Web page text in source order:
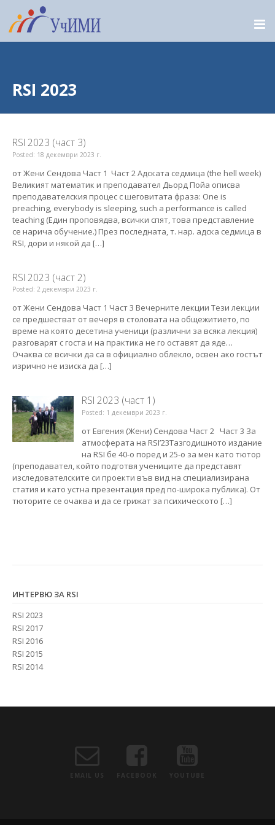
RSI 2023
RSI 2023 (част 3)
Posted: 18 декември 2023 г.
от Жени Сендова Част 1 Част 2 Адската седмица (the hell week)
Великият математик и преподавател Дьорд Пойа описва
преподавателския процес с шеговитата фраза: One is
preaching, everybody is sleeping, such a performance is called
teaching (Един проповядва, всички спят, това представление
се нарича обучение.) През последната, т. нар. адска седмица в
RSI, дори и някой да […]
RSI 2023 (част 2)
Posted: 2 декември 2023 г.
от Жени Сендова Част 1 Част 3 Вечерните лекции Тези лекции
се предшестват от вечеря в столовата на общежитието, по
време на която десетина ученици (различни за всяка лекция)
разговарят с госта и на практика не го оставят да яде…
Очаква се всички да са в официално облекло, освен ако гостът
изрично не изиска да […]
RSI 2023 (част 1)
Posted: 1 декември 2023 г.
от Евгения (Жени) Сендова Част 2 Част 3 За
атмосферата на RSI’23Тазгодишното издание
на RSI бе 40-о поред и 25-о за мен като тютор
(преподавател, който подготвя учениците да представят
изследователските си проекти във вид на специализирана
статия и като устна презентация пред по-широка публика). От
тюторите се очаква и да се грижат за психическото […]
ИНТЕРВЮ ЗА RSI
RSI 2023
RSI 2017
RSI 2016
RSI 2015
RSI 2014
EMAIL US FACEBOOK YOUTUBE